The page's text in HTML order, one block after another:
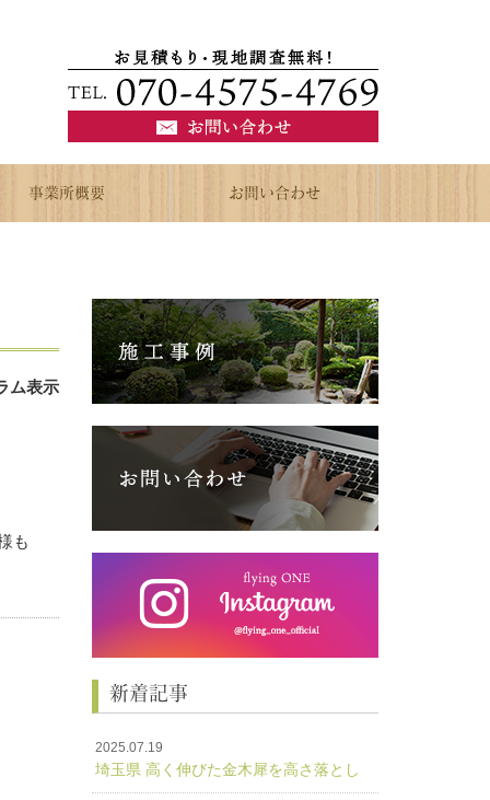
事業所概要 お問い合わせ
ム表示
も
新着記事
2025.07.19
埼玉県 高く伸びた金木犀を高さ落とし